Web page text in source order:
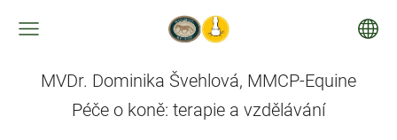
MVDr. Dominika Švehlová, MMCP-Equine
Péče o koně: terapie a vzdělávání